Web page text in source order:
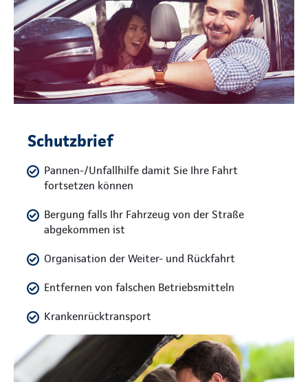
Schutzbrief
Pannen-/Unfallhilfe damit Sie Ihre Fahrt
fortsetzen können
Bergung falls Ihr Fahrzeug von der Straße
abgekommen ist
Organisation der Weiter- und Rückfahrt
Entfernen von falschen Betriebsmitteln
Krankenrücktransport